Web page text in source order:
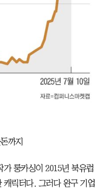
까지
룽카싱이 2015년 북유럽
캐릭터다. 그러다 완구 기업